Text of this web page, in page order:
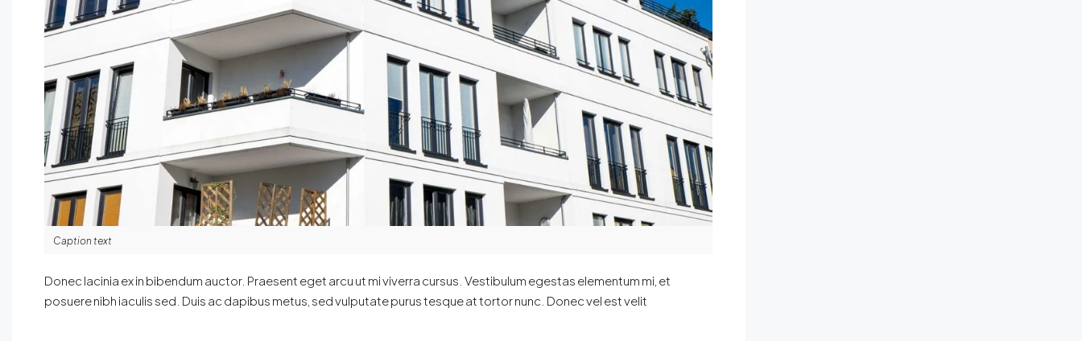
Caption text
Donec lacinia ex in bibendum auctor. Praesent eget arcu ut mi viverra cursus. Vestibulum egestas elementum mi, et
posuere nibh iaculis sed. Duis ac dapibus metus, sed vulputate purus tesque at tortor nunc. Donec vel est velit